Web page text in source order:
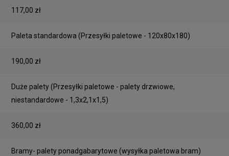
117,00 zł
Paleta standardowa (Przesyłki paletowe - 120x80x180)
190,00 zł
Duże palety(Przesyłki paletowe - palety drzwiowe,
niestandardowe - 1,3x2,1x1,5)
360,00 zł
Bramy- palety ponadgabarytowe (wysyłka paletowa bram)